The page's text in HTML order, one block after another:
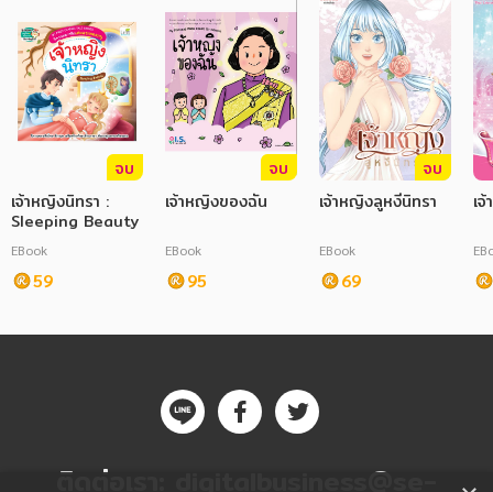
จบ
เจ้าหญิงนิทรา :
Sleeping Beauty
EBook
59
จบ
เจ้าหญิงของฉัน
EBook
95
จบ
เจ้าหญิงลูหงีนิทรา
EBook
69
เ
ติดต่อเรา: digitalbusiness@se-